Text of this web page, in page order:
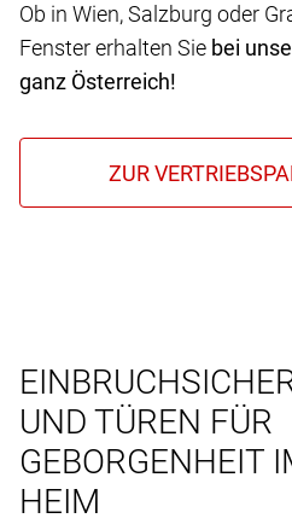
Ob in Wien, Salzburg oder
Fenster erhalten Sie bei
ganz Österreich!
UND TÜREN FÜR
GEBORGENHEIT
HEIM